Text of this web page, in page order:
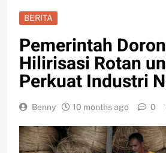
BERITA
Pemerintah
Hilirisasi Rotan
Perkuat Industri
Benny 10 months ago 0